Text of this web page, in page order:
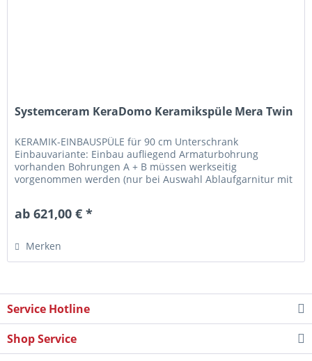
Systemceram KeraDomo Keramikspüle Mera Twin
KERAMIK-EINBAUSPÜLE für 90 cm Unterschrank
Einbauvariante: Einbau aufliegend Armaturbohrung
vorhanden Bohrungen A + B müssen werkseitig
vorgenommen werden (nur bei Auswahl Ablaufgarnitur mit
ab 621,00 € *
Merken
Service Hotline
Shop Service